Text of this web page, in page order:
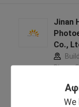
We
Jinan
Co.,
Plaza,
5.0